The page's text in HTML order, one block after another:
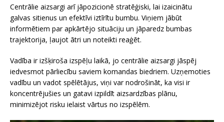
Centrālie aizsargi arī jāpozicionē stratēģiski, lai izaicinātu
galvas sitienus un efektīvi iztīrītu bumbu. Viņiem jābūt
informētiem par apkārtējo situāciju un jāparedz bumbas
trajektorija, ļaujot ātri un noteikti reaģēt.
Vadība ir izšķiroša izspēļu laikā, jo centrālie aizsargi jāspēj
iedvesmot pārliecību saviem komandas biedriem. Uzņemoties
vadību un vadot spēlētājus, viņi var nodrošināt, ka visi ir
koncentrējušies un gatavi izpildīt aizsardzības plānu,
minimizējot risku ielaist vārtus no izspēlēm.